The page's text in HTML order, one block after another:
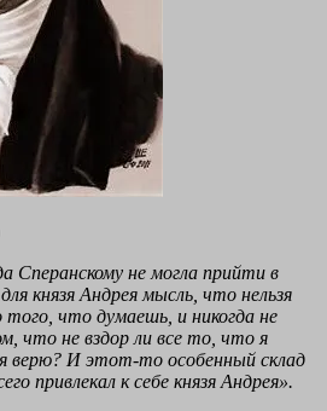
Сперанскому не могла прийти в
князя Андрея мысль, что нельзя
того, что думаешь, и никогда не
что не вздор ли все то, что я
верю? И этот-то особенный склад
привлекал к себе князя Андрея».